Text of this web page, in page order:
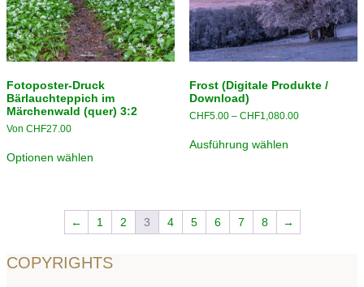
Fotoposter-Druck
Bärlauchteppich im
Märchenwald (quer) 3:2
Von CHF27.00
Optionen wählen
Frost (Digitale Produkte /
Download)
CHF5.00 – CHF1,080.00Preisspanne:
Ausführung wählenProdukt
Die
Optionen
können
← 1 2 3 4 5 6 7 8 →
COPYRIGHTS